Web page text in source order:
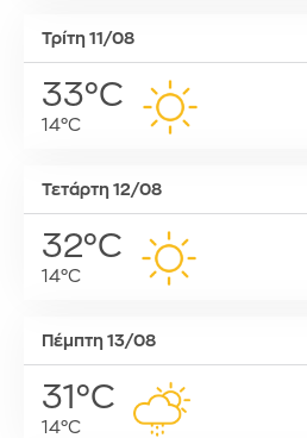
Τρίτη 11/08
33°C
14°C
Τετάρτη 12/08
32°C
14°C
Πέμπτη 13/08
31°C
14°C